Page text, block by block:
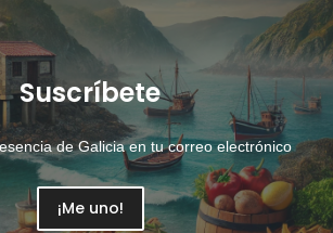
Suscríbete
de Galicia en tu correo electrónico
¡Me uno!